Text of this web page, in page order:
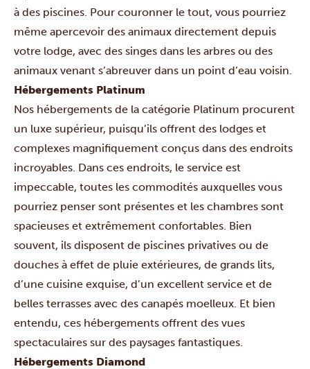
à des piscines. Pour couronner le tout, vous pourriez
même apercevoir des animaux directement depuis
votre lodge, avec des singes dans les arbres ou des
animaux venant s’abreuver dans un point d’eau voisin.
Hébergements Platinum
Nos hébergements de la catégorie Platinum procurent
un luxe supérieur, puisqu’ils offrent des lodges et
complexes magnifiquement conçus dans des endroits
incroyables. Dans ces endroits, le service est
impeccable, toutes les commodités auxquelles vous
pourriez penser sont présentes et les chambres sont
spacieuses et extrêmement confortables. Bien
souvent, ils disposent de piscines privatives ou de
douches à effet de pluie extérieures, de grands lits,
d’une cuisine exquise, d’un excellent service et de
belles terrasses avec des canapés moelleux. Et bien
entendu, ces hébergements offrent des vues
spectaculaires sur des paysages fantastiques.
Hébergements Diamond